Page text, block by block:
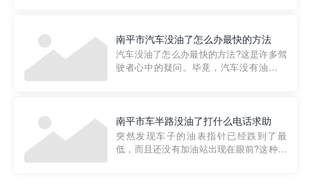
的送油师傅，解决没油的紧急情况。 首
先，让我们来了解一下穿...
南平市汽车没油了怎么办最快的方法
汽车没油了怎么办最快的方法?这是许多驾
驶者心中的疑问。毕竟，汽车没有油就无
越者小程序是一款专门解决汽车没油问题
的在线服务平台。通过...
南平市车半路没油了打什么电话求助
突然发现车子的油表指针已经跌到了最
低，而且还没有加油站出现在眼前?这种情